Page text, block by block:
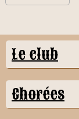
Le club
Chorées